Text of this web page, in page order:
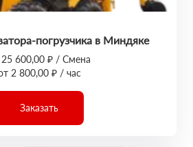
погрузчика в Миндяке
25 600,00 ₽ / Смена
2 800,00 ₽ / час
Заказать